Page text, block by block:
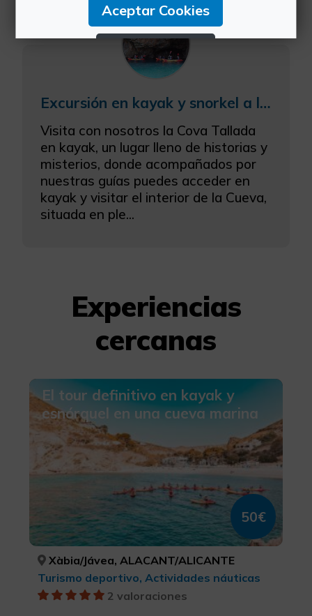
Excursión en kayak y snorkel a la Cova Tallada
Visita con nosotros la Cova Tallada
en kayak, un lugar lleno de historias y
misterios, donde acompañados por
nuestras guías puedes acceder en
kayak y visitar el interior de la Cueva,
situada en ple...
Experiencias
cercanas
El tour definitivo en kayak y
esnórquel en una cueva marina
50€
Xàbia/Jávea, ALACANT/ALICANTE
Turismo deportivo, Actividades náuticas
2 valoraciones
Aceptar Cookies
Rechazar Cookies
Configurar Cookies
Más información